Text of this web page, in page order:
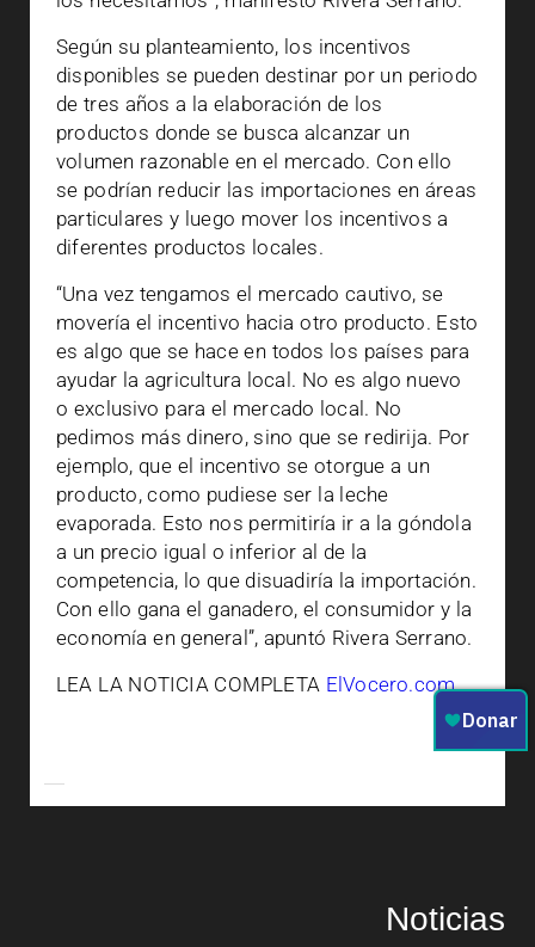
Según su planteamiento, los incentivos
disponibles se pueden destinar por un periodo
de tres años a la elaboración de los
productos donde se busca alcanzar un
volumen razonable en el mercado. Con ello
se podrían reducir las importaciones en áreas
particulares y luego mover los incentivos a
diferentes productos locales.
“Una vez tengamos el mercado cautivo, se
movería el incentivo hacia otro producto. Esto
es algo que se hace en todos los países para
ayudar la agricultura local. No es algo nuevo
o exclusivo para el mercado local. No
pedimos más dinero, sino que se redirija. Por
ejemplo, que el incentivo se otorgue a un
producto, como pudiese ser la leche
evaporada. Esto nos permitiría ir a la góndola
a un precio igual o inferior al de la
competencia, lo que disuadiría la importación.
Con ello gana el ganadero, el consumidor y la
economía en general”, apuntó Rivera Serrano.
LEA LA NOTICIA COMPLETA ElVocero.com
Noticias